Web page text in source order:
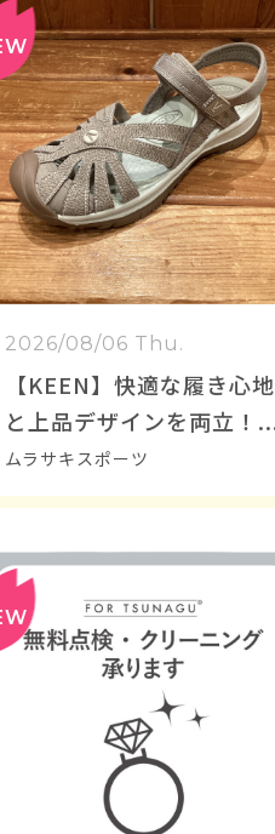
2026/08/06 Thu.
【KEEN】快適な履き心地
と上品デザインを両立！
大人気サンダル「ROSE S
ANDAL」のご紹介
ムラサキスポーツ